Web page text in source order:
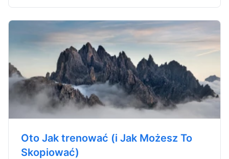
Oto Jak trenować (i Jak Możesz To
Skopiować)